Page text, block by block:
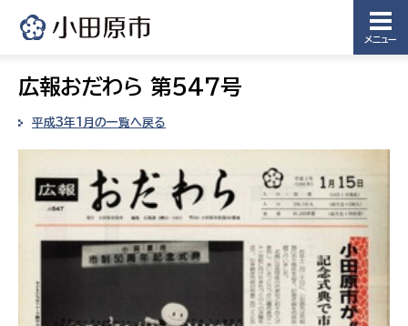
メニュー
広報おだわら 第547号
平成3年1月の一覧へ戻る